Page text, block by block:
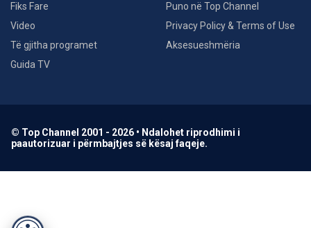
Fiks Fare
Video
Të gjitha programet
Guida TV
Puno në Top Channel
Privacy Policy & Terms of Use
Aksesueshmëria
© Top Channel 2001 - 2026 • Ndalohet riprodhimi i
paautorizuar i përmbajtjes së kësaj faqeje.